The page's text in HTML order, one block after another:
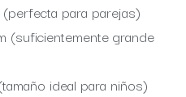
para parejas)
(suficientemente grande
ideal para niños)